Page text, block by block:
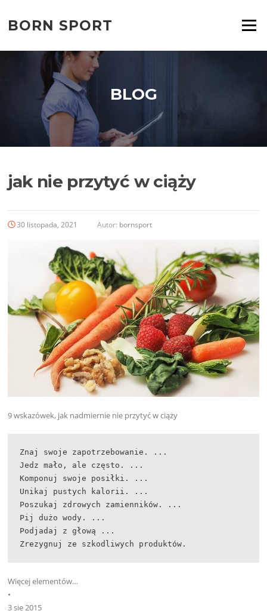
treściBORN SPORT Menu
BLOG
jak nie przytyć w ciąży
30 listopada, 2021 Autor: bornsport
9 wskazówek, jak nadmiernie nie przytyć w ciąży
Znaj swoje zapotrzebowanie. ...
Jedz mało, ale często. ...
Komponuj swoje posiłki. ...
Unikaj pustych kalorii. ...
Poszukaj zdrowych zamienników. ...
Pij dużo wody. ...
Podjadaj z głową ...
Zrezygnuj ze szkodliwych produktów.
Więcej elementów…
•
3 sie 2015